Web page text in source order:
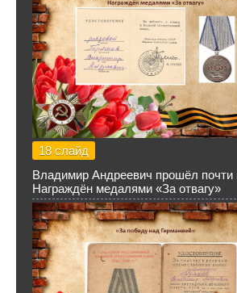
18 слайд
Владимир Андреевич прошёл почти
Награждён медалями «За отвагу»